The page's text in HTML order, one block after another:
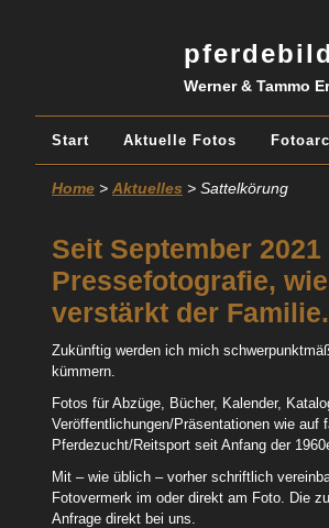
Werner & Tammo
Start Aktuelle Fotos
Home > Aktuelles > Sattelkörung
Seit September
Pressefotografie,
verstärkt der Familie.
Zukünftig werden ich mich
kümmern.
Fotos für Abzüge, Bücher, Kalender,
Veröffentlichungen/Präsentationen wie
Pferdezucht/Reitsport seit Anfang der
Mit – wie üblich – vorher schriftlich
Fotovermerk im oder direkt am Foto. Die
Anfrage direkt bei uns.